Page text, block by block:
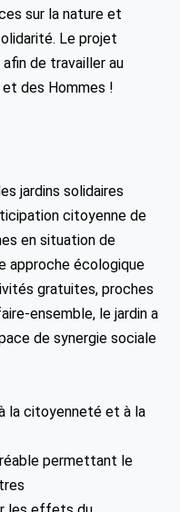
sur la nature et
Le projet
de travailler au
des Hommes !
jardins solidaires
citoyenne de
en situation de
approche écologique
gratuites, proches
ensemble, le jardin a
de synergie sociale
la citoyenneté et à la
permettant le